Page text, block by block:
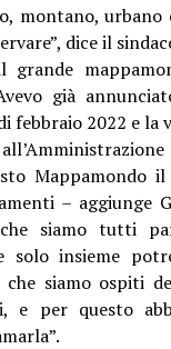
montano,
dice il
grande
già
febbraio 2022 e
Mappamondo
– aggiunge
siamo tutti
solo insieme
siamo ospiti
e per questo